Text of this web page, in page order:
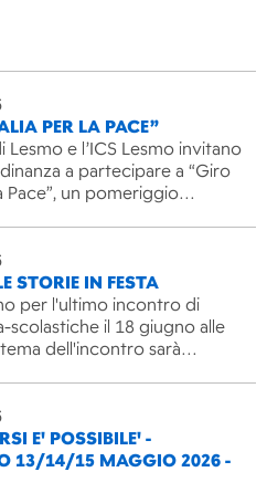
PER LA PACE”
Lesmo e l’ICS Lesmo invitano
a partecipare a “Giro
Pace”, un pomeriggio…
STORIE IN FESTA
per l'ultimo incontro di
scolastiche il 18 giugno alle
dell'incontro sarà…
E' POSSIBILE' -
13/14/15 MAGGIO 2026 -